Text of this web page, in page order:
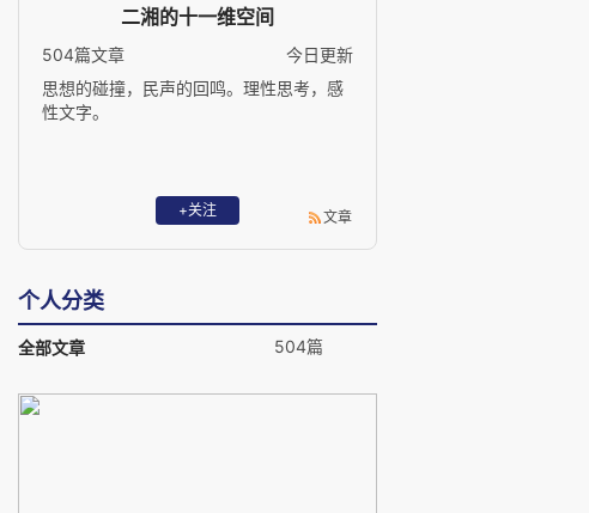
二湘的十一维空间
504篇文章
今日更新
思想的碰撞，民声的回鸣。理性思考，感
性文字。
+关注 文章
个人分类
全部文章 504篇